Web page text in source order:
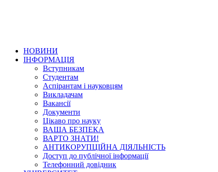
НОВИНИ
ІНФОРМАЦІЯ
Вступникам
Студентам
Аспірантам і науковцям
Викладачам
Вакансії
Документи
Цікаво про науку
ВАША БЕЗПЕКА
ВАРТО ЗНАТИ!
АНТИКОРУПЦІЙНА ДІЯЛЬНІСТЬ
Доступ до публічної інформації
Телефонний довідник